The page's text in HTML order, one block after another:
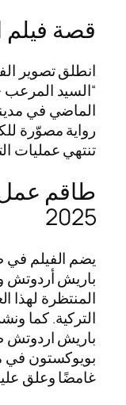
قصة فيلم
انطلق تصوير
الماضي في
رواية مصوّرة
تنتهي عمليات
طاقم
2025
يضم الفيلم في
باريش أردوتش
المنتظرة لهذا
التركية. كما
باريش اردوتش
بويوكستون في
غامضًا وعلق